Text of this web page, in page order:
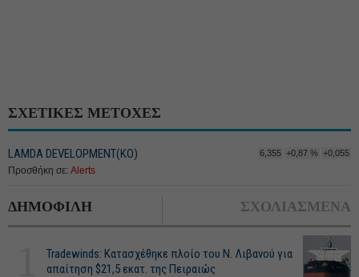
ΣΧΕΤΙΚΕΣ ΜΕΤΟΧΕΣ
LAMDA DEVELOPMENT(ΚΟ) 6,355 +0,87 % +0,055
Προσθήκη σε: Alerts
ΔΗΜΟΦΙΛΗ ΣΧΟΛΙΑΣΜΕΝΑ
Tradewinds: Κατασχέθηκε πλοίο του Ν. Λιβανού για
απαίτηση $21,5 εκατ. της Πειραιώς